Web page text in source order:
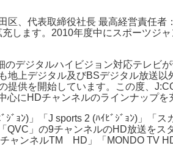
加入特典
区、代表取締役社長 最高経営責任
します。2010年度中にスポーツジ
デジタルハイビジョン対応テレビ
地上デジタル及びBSデジタル放送
供を開始しています。この度、
心にHDチャンネルのラインナップを
ﾞｮﾝ)」「J sports 2 (ﾊｲﾋﾞｼﾞｮﾝ)」「
」の9チャンネルのHD放送をス
ャンネルTM HD」「MONDO TV